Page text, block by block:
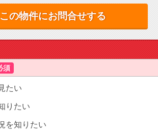
この物件にお問合せする